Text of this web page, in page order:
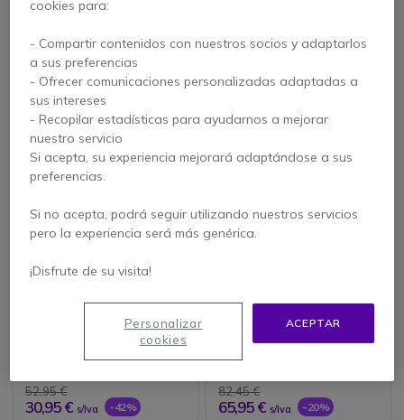
4.8 de 5 Reseñas
129,95 €
66,95 € s/Iva -48% 322,95 € s/Iva -30%
Yealink YHS34 Duo
4.7 de 4 Reseñas
52,95 €
30,95 € s/Iva -42%
Yealink UH36 Teams
4.2 de 5 Reseñas
82,45 €
65,95 € s/Iva -20%
cookies para:
- Compartir contenidos con nuestros socios y adaptarlos
a sus preferencias
- Ofrecer comunicaciones personalizadas adaptadas a
sus intereses
- Recopilar estadísticas para ayudarnos a mejorar
nuestro servicio
Si acepta, su experiencia mejorará adaptándose a sus
preferencias.
Si no acepta, podrá seguir utilizando nuestros servicios
pero la experiencia será más genérica.
¡Disfrute de su visita!
ACEPTAR
Personalizar
cookies